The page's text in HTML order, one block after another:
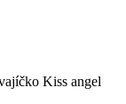
Kiss angel